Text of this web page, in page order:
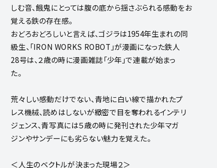
しむ音、餓鬼にとっては腹の底から揺さぶられる感動をお
覚える鉄の存在感。
おどろおどろしいと言えば、ゴジラは1954年生まれの同
級生、「IRON WORKS ROBOT」が漫画になった鉄人
28号は、２歳の時に漫画雑誌「少年」で連載が始まっ
た。
荒々しい感動だけでない、青地に白い線で描かれたプ
レス機械、読めはしないが緻密で目を奪われるインテリ
ジェンス、青写真には５歳の時に発刊された少年マガ
ジンやサンデーにも劣らない魅力を覚えた。
＜人生のベクトルが決まった現場２＞